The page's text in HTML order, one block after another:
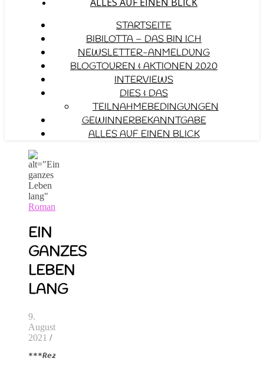
STARTSEITE
BIBILOTTA – DAS BIN ICH
NEWSLETTER-ANMELDUNG
BLOGTOUREN & AKTIONEN 2020
INTERVIEWS
DIES & DAS
TEILNAHMEBEDINGUNGEN
GEWINNERBEKANNTGABE
ALLES AUF EINEN BLICK
Roman
EIN
GANZES
LEBEN
LANG
9.
August
2021 /
***Rezensionsexemplar***